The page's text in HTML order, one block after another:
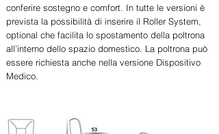
conferire sostegno e comfort. In tutte le versioni è
prevista la possibilità di inserire il Roller System,
optional che facilita lo spostamento della poltrona
all’interno dello spazio domestico. La poltrona può
essere richiesta anche nella versione Dispositivo
Medico.